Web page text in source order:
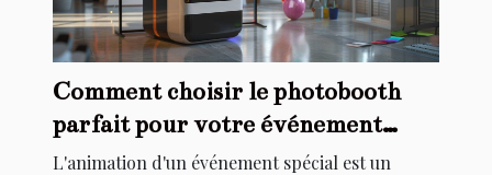
Comment choisir le photobooth
parfait pour votre événement
spécial
L'animation d'un événement spécial est un